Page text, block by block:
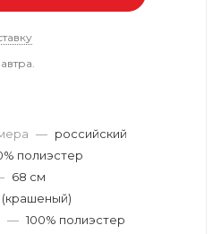
— российский
полиэстер
68 см
— 100% полиэстер